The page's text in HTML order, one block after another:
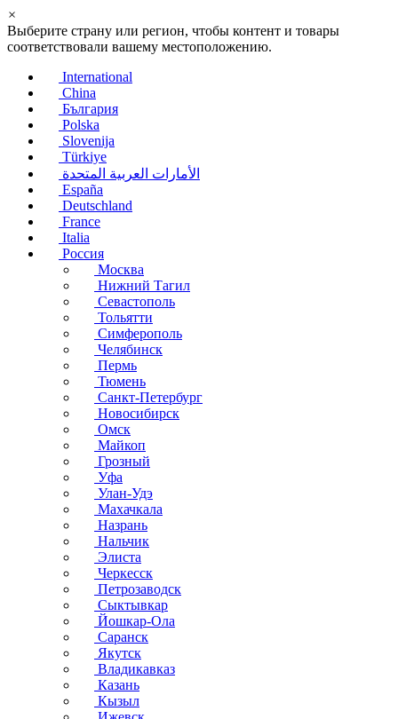
×
Выберите страну или регион, чтобы контент и товары
соответствовали вашему местоположению.
International
China
България
Polska
Slovenija
Türkiye
الأمارات العربية المتحدة
España
Deutschland
France
Italia
Россия
Москва
Нижний Тагил
Севастополь
Тольятти
Симферополь
Челябинск
Пермь
Тюмень
Санкт-Петербург
Новосибирск
Омск
Майкоп
Грозный
Уфа
Улан-Удэ
Махачкала
Назрань
Нальчик
Элиста
Черкесск
Петрозаводск
Сыктывкар
Йошкар-Ола
Саранск
Якутск
Владикавказ
Казань
Кызыл